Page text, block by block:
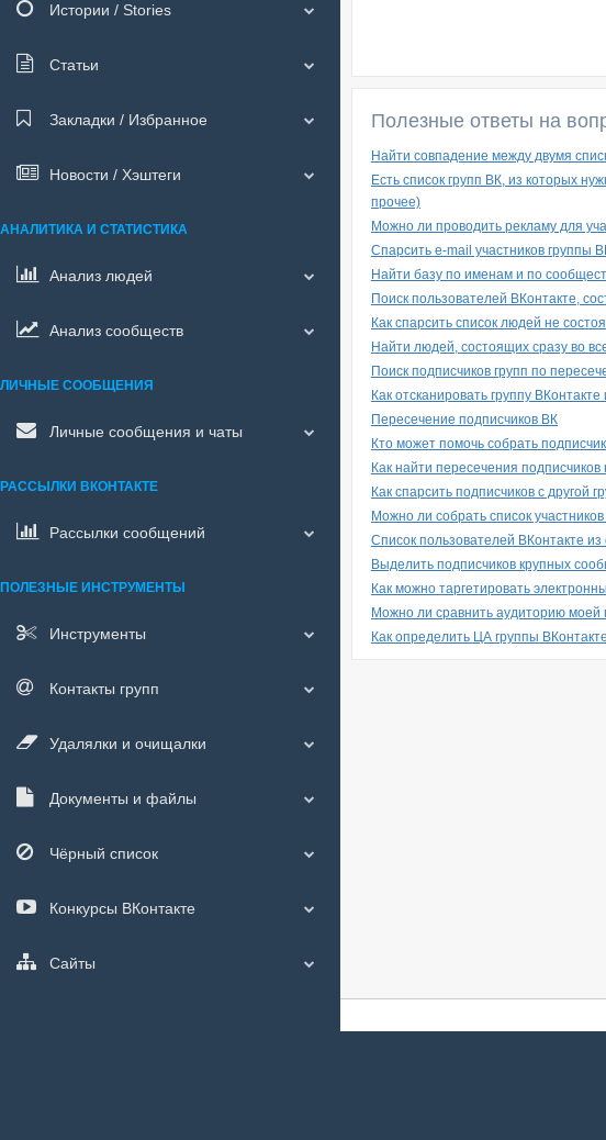
Полезные ответы на
Найти совпадение между двумя
Есть список групп ВК, из которых
прочее)
Можно ли проводить рекламу для
Спарсить e-mail участников группы
Найти базу по именам и по
Поиск пользователей ВКонтакте,
Как спарсить список людей не
Найти людей, состоящих сразу во
Поиск подписчиков групп по
Как отсканировать группу
Пересечение подписчиков ВК
Кто может помочь собрать
Как найти пересечения
Как спарсить подписчиков с
Можно ли собрать список
Список пользователей ВКонтакте
Выделить подписчиков крупных
Как можно таргетировать
Можно ли сравнить аудиторию моей
Как определить ЦА группы
Истории / Stories
Статьи
Закладки / Избранное
Новости / Хэштеги
АНАЛИТИКА И СТАТИСТИКА
Анализ людей
Анализ сообществ
ЛИЧНЫЕ СООБЩЕНИЯ
Личные сообщения и чаты
РАССЫЛКИ ВКОНТАКТЕ
Рассылки сообщений
ПОЛЕЗНЫЕ ИНСТРУМЕНТЫ
Инструменты
Контакты групп
Удалялки и очищалки
Документы и файлы
Чёрный список
Конкурсы ВКонтакте
Сайты